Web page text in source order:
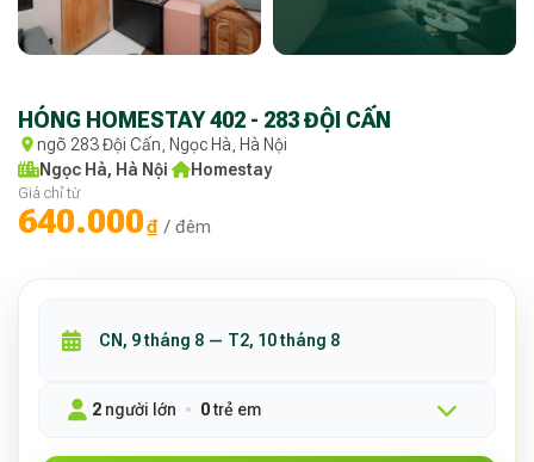
HÓNG HOMESTAY 402 - 283 ĐỘI CẤN
ngõ 283 Đội Cấn, Ngọc Hà, Hà Nội
Ngọc Hà, Hà Nội· Homestay
Giá chỉ từ
640.000₫ / đêm
2 người lớn 0trẻ em